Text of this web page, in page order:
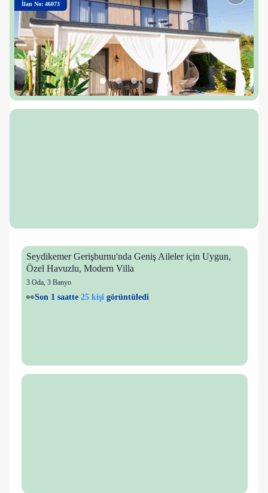
İlan No: 46073
Seydikemer Gerişburnu'nda Geniş Aileler için Uygun,
Özel Havuzlu, Modern Villa
3 Oda, 3 Banyo
👀Son 1 saatte 25 kişi görüntüledi